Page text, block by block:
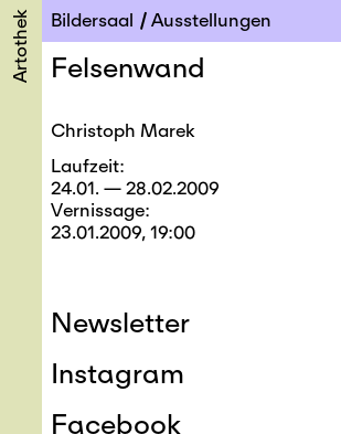
Artothek Bildersaal Ausstellungen
Felsenwand
Christoph Marek
Laufzeit
24.01. — 28.02.2009
Vernissage
23.01.2009, 19:00
Newsletter
Instagram
Facebook